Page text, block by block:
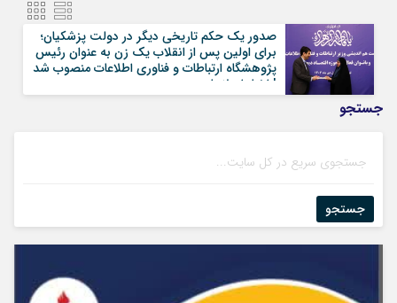
مرا به خاطر بسپار
صدور یک حکم تاریخی دیگر در دولت پزشکیان؛
برای اولین پس از انقلاب یک زن به عنوان رئیس
پژوهشگاه ارتباطات و فناوری اطلاعات منصوب شد
| اخبار اصلاحات
جستجو
جستجو